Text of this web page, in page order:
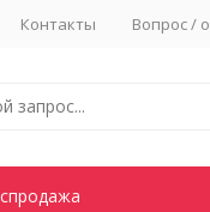
Контакты Вопрос /